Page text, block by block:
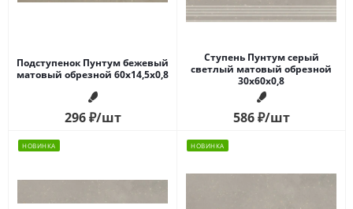
Подступенок Пунтум бежевый
матовый обрезной 60x14,5x0,8
296₽/шт
Ступень Пунтум серый
светлый матовый обрезной
30x60x0,8
586₽/шт
НОВИНКА НОВИНКА